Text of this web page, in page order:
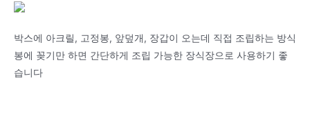
박스에 아크릴, 고정봉, 앞덮개, 장갑이 오는데 직접 조립하는 방식
봉에 꽂기만 하면 간단하게 조립 가능한 장식장으로 사용하기 좋
습니다